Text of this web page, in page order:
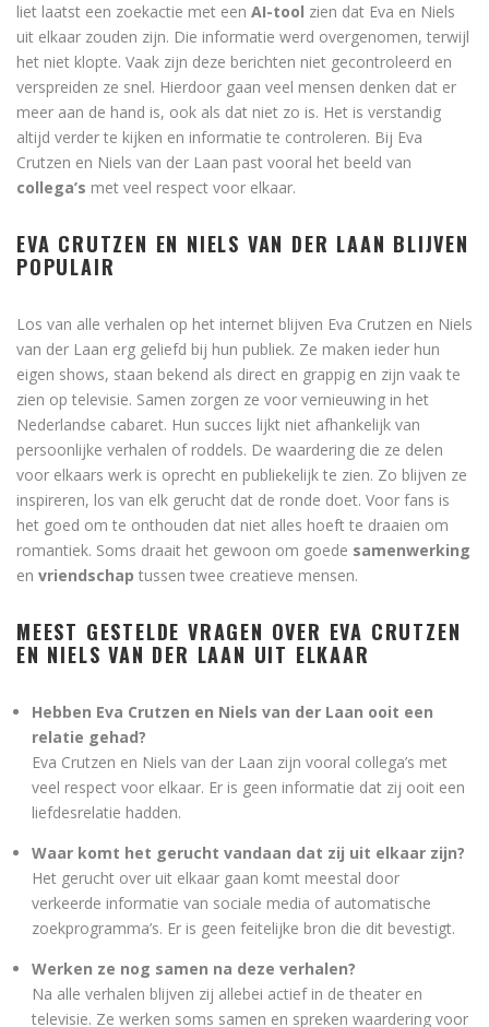
liet laatst een zoekactie met een AI-tool zien dat Eva en Niels
uit elkaar zouden zijn. Die informatie werd overgenomen, terwijl
het niet klopte. Vaak zijn deze berichten niet gecontroleerd en
verspreiden ze snel. Hierdoor gaan veel mensen denken dat er
meer aan de hand is, ook als dat niet zo is. Het is verstandig
altijd verder te kijken en informatie te controleren. Bij Eva
Crutzen en Niels van der Laan past vooral het beeld van
collega’s met veel respect voor elkaar.
EVA CRUTZEN EN NIELS VAN DER LAAN BLIJVEN
POPULAIR
Los van alle verhalen op het internet blijven Eva Crutzen en Niels
van der Laan erg geliefd bij hun publiek. Ze maken ieder hun
eigen shows, staan bekend als direct en grappig en zijn vaak te
zien op televisie. Samen zorgen ze voor vernieuwing in het
Nederlandse cabaret. Hun succes lijkt niet afhankelijk van
persoonlijke verhalen of roddels. De waardering die ze delen
voor elkaars werk is oprecht en publiekelijk te zien. Zo blijven ze
inspireren, los van elk gerucht dat de ronde doet. Voor fans is
het goed om te onthouden dat niet alles hoeft te draaien om
romantiek. Soms draait het gewoon om goede samenwerking
en vriendschap tussen twee creatieve mensen.
MEEST GESTELDE VRAGEN OVER EVA CRUTZEN
EN NIELS VAN DER LAAN UIT ELKAAR
Hebben Eva Crutzen en Niels van der Laan ooit een
relatie gehad?
Eva Crutzen en Niels van der Laan zijn vooral collega’s met
veel respect voor elkaar. Er is geen informatie dat zij ooit een
liefdesrelatie hadden.
Waar komt het gerucht vandaan dat zij uit elkaar zijn?
Het gerucht over uit elkaar gaan komt meestal door
verkeerde informatie van sociale media of automatische
zoekprogramma’s. Er is geen feitelijke bron die dit bevestigt.
Werken ze nog samen na deze verhalen?
Na alle verhalen blijven zij allebei actief in de theater en
televisie. Ze werken soms samen en spreken waardering voor